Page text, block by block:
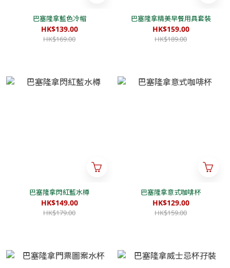
巴塞隆拿藍色冷帽
HK$139.00
HK$169.00
巴塞隆拿精美早餐用具套裝
HK$159.00
HK$189.00
巴塞隆拿閃紅藍水樽
HK$149.00
HK$179.00
巴塞隆拿意式咖啡杯
HK$129.00
HK$159.00